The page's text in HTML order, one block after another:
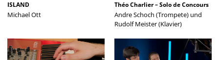
ISLAND
Michael Ott
Théo Charlier – Solo de Concours
Andre Schoch (Trompete) und
Rudolf Meister (Klavier)